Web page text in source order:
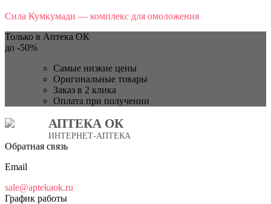
Сила Кумкумади — комплекс для омоложения
Только в Аптека ОК
до -50%
Самые низкие цены
Оригинальные товары
Заказ в 2 клика
Оплата при получении
АПТЕКА ОК
ИНТЕРНЕТ-АПТЕКА
Обратная связь
Email
sale@aptekaok.ru
График работы